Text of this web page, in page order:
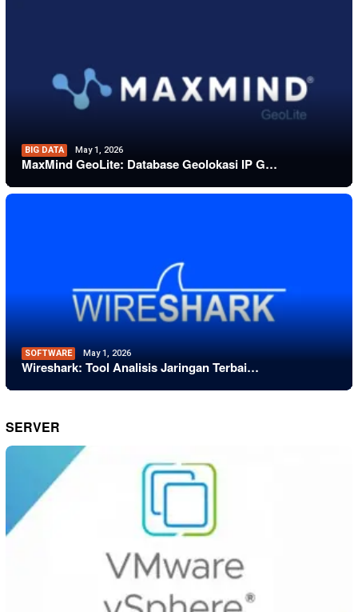
BIG DATA May 1, 2026
MaxMind GeoLite: Database Geolokasi IP G…
SOFTWARE May 1, 2026
Wireshark: Tool Analisis Jaringan Terbai…
SERVER